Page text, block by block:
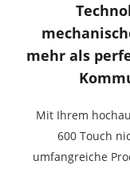
mehr als
Mit Ihrem
600 Touch
umfangreiche